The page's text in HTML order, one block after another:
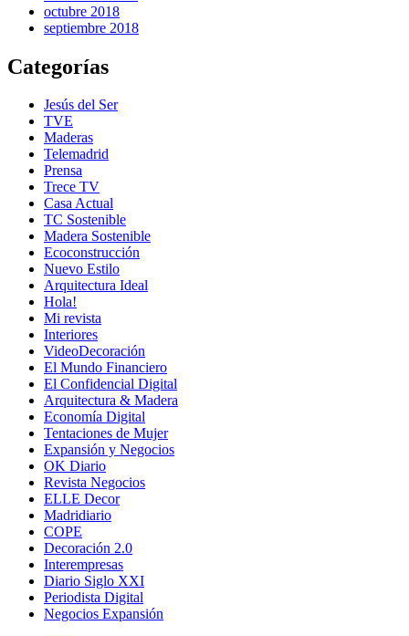
octubre 2018
septiembre 2018
Categorías
Jesús del Ser
TVE
Maderas
Telemadrid
Prensa
Trece TV
Casa Actual
TC Sostenible
Madera Sostenible
Ecoconstrucción
Nuevo Estilo
Arquitectura Ideal
Hola!
Mi revista
Interiores
VideoDecoración
El Mundo Financiero
El Confidencial Digital
Arquitectura & Madera
Economía Digital
Tentaciones de Mujer
Expansión y Negocios
OK Diario
Revista Negocios
ELLE Decor
Madridiario
COPE
Decoración 2.0
Interempresas
Diario Siglo XXI
Periodista Digital
Negocios Expansión